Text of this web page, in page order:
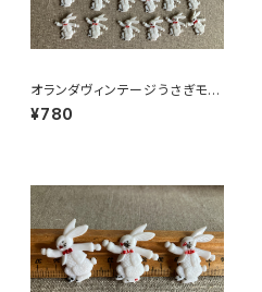
オランダヴィンテージうさぎモチ
ーフプラパーツ30個セットNo16
4
¥780